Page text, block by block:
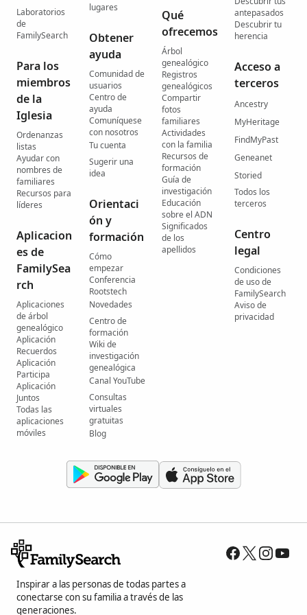
Laboratorios
de
FamilySearch
Para los
miembros
de la
Iglesia
Ordenanzas
listas
Ayudar con
nombres de
familiares
Recursos para
líderes
Aplicacion
es de
FamilySea
rch
Aplicaciones
de árbol
genealógico
Aplicación
Recuerdos
Aplicación
Participa
Aplicación
Juntos
Todas las
aplicaciones
móviles
lugares
Obtener
ayuda
Comunidad de
usuarios
Centro de
ayuda
Comuníquese
con nosotros
Tu cuenta
Sugerir una
idea
Orientaci
ón y
formación
Cómo
empezar
Conferencia
Rootstech
Novedades
Centro de
formación
Wiki de
investigación
genealógica
Canal YouTube
Consultas
virtuales
gratuitas
Blog
Qué
ofrecemos
Árbol
genealógico
Registros
genealógicos
Compartir
fotos
familiares
Actividades
con la familia
Recursos de
formación
Guía de
investigación
Educación
sobre el ADN
Significados
de los
apellidos
antepasados
Descubrir tu
herencia
Acceso a
terceros
Ancestry
MyHeritage
FindMyPast
Geneanet
Storied
Todos los
terceros
Centro
legal
Condiciones
de uso de
FamilySearch
Aviso de
privacidad
Inspirar a las personas de todas partes a
conectarse con su familia a través de las
generaciones.